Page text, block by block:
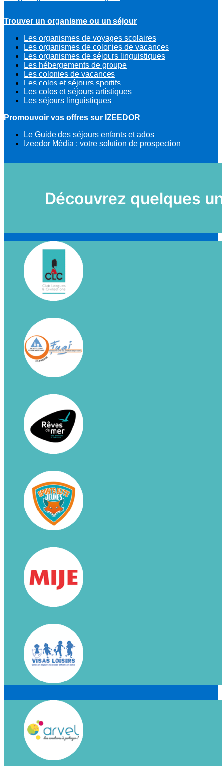
Trouver un organisme ou un séjour
Les organismes de voyages scolaires
Les organismes de colonies de vacances
Les organismes de séjours linguistiques
Les hébergements de groupe
Les colonies de vacances
Les colos et séjours sportifs
Les colos et séjours artistiques
Les séjours linguistiques
Promouvoir vos offres sur IZEEDOR
Le Guide des séjours enfants et ados
Izeedor Média : votre solution de prospection
Découvrez quelques